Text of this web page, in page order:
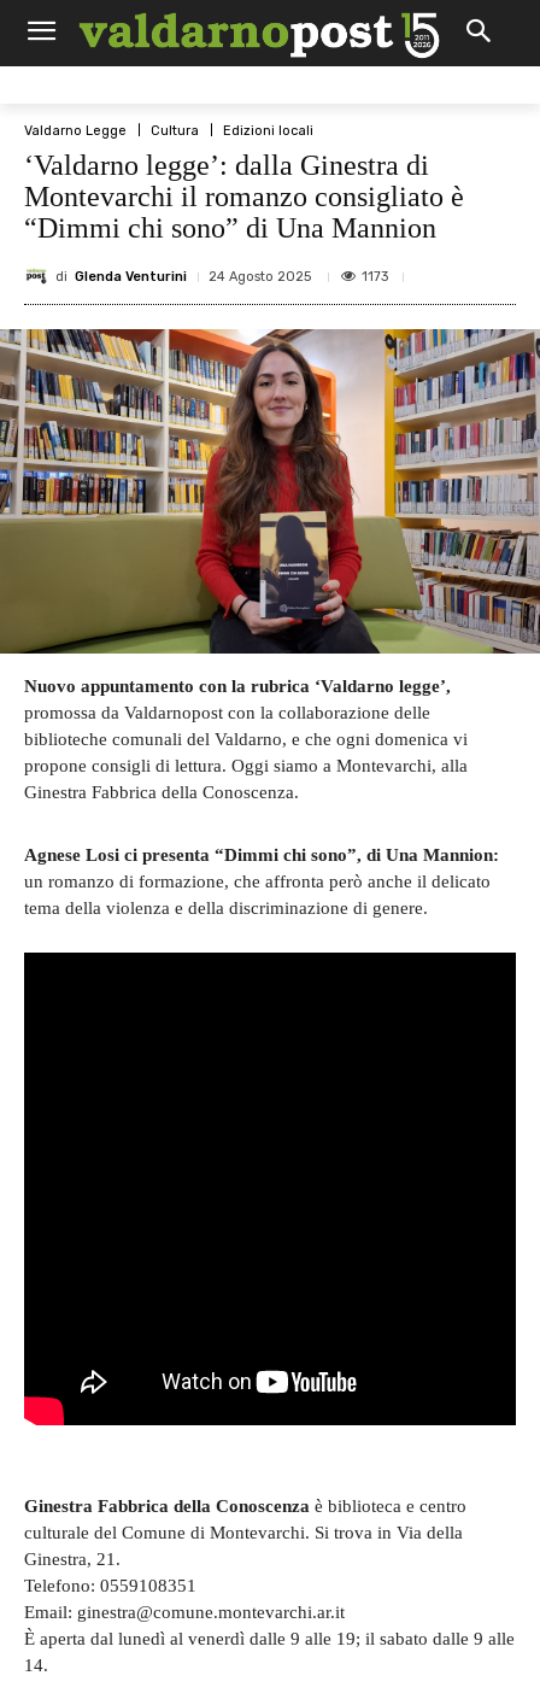
Valdarno Legge Cultura Edizioni locali
‘Valdarno legge’: dalla Ginestra di
Montevarchi il romanzo consigliato è
“Dimmi chi sono” di Una Mannion
di Glenda Venturini 24 Agosto 2025 1173
Nuovo appuntamento con la rubrica ‘Valdarno legge’,
promossa da Valdarnopost con la collaborazione delle
biblioteche comunali del Valdarno, e che ogni domenica vi
propone consigli di lettura. Oggi siamo a Montevarchi, alla
Ginestra Fabbrica della Conoscenza.
Agnese Losi ci presenta “Dimmi chi sono”, di Una Mannion:
un romanzo di formazione, che affronta però anche il delicato
tema della violenza e della discriminazione di genere.
Ginestra Fabbrica della Conoscenza è biblioteca e centro
culturale del Comune di Montevarchi. Si trova in Via della
Ginestra, 21.
Telefono: 0559108351
Email: ginestra@comune.montevarchi.ar.it
È aperta dal lunedì al venerdì dalle 9 alle 19; il sabato dalle 9 alle
14.